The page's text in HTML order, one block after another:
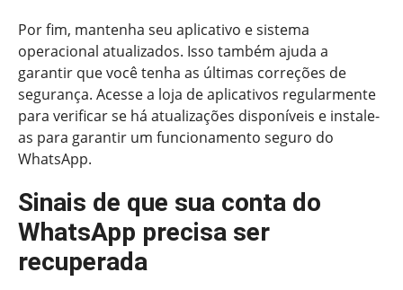
Por fim, mantenha seu aplicativo e sistema
operacional atualizados. Isso também ajuda a
garantir que você tenha as últimas correções de
segurança. Acesse a loja de aplicativos regularmente
para verificar se há atualizações disponíveis e instale-
as para garantir um funcionamento seguro do
WhatsApp.
Sinais de que sua conta do
WhatsApp precisa ser
recuperada